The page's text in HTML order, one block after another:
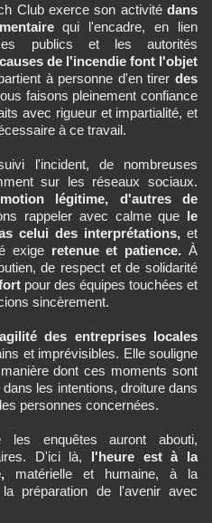
Club exerce son activité dans
qui l'encadre, en lien
publics et les autorités
de l'incendie font l'objet
à personne d'en tirerdes
faisons pleinement confiance
avec rigueur et impartialité, et
à ce travail.
l'incident, de nombreuses
sur les réseaux sociaux.
légitime, d'autres de
rappeler avec calme que le
celui des interprétations, et
exigeretenue et patience. À
de respect et de solidarité
pour des équipes touchées et
sincèrement.
des entreprises locales
et imprévisibles. Elle souligne
dont ces moments sont
les intentions, droiture dans
personnes concernées.
les enquêtes auront abouti,
D'ici là, l'heure est à la
matérielle et humaine, à la
préparation de l'avenir avec